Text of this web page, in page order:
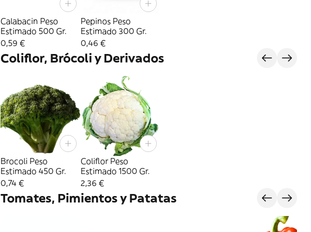
Calabacin Peso
Estimado 500 Gr.
0,59 €
Pepinos Peso
Estimado 300 Gr.
0,46 €
Coliflor, Brócoli y Derivados
Brocoli Peso
Estimado 450 Gr.
0,74 €
Coliflor Peso
Estimado 1500 Gr.
2,36 €
Tomates, Pimientos y Patatas